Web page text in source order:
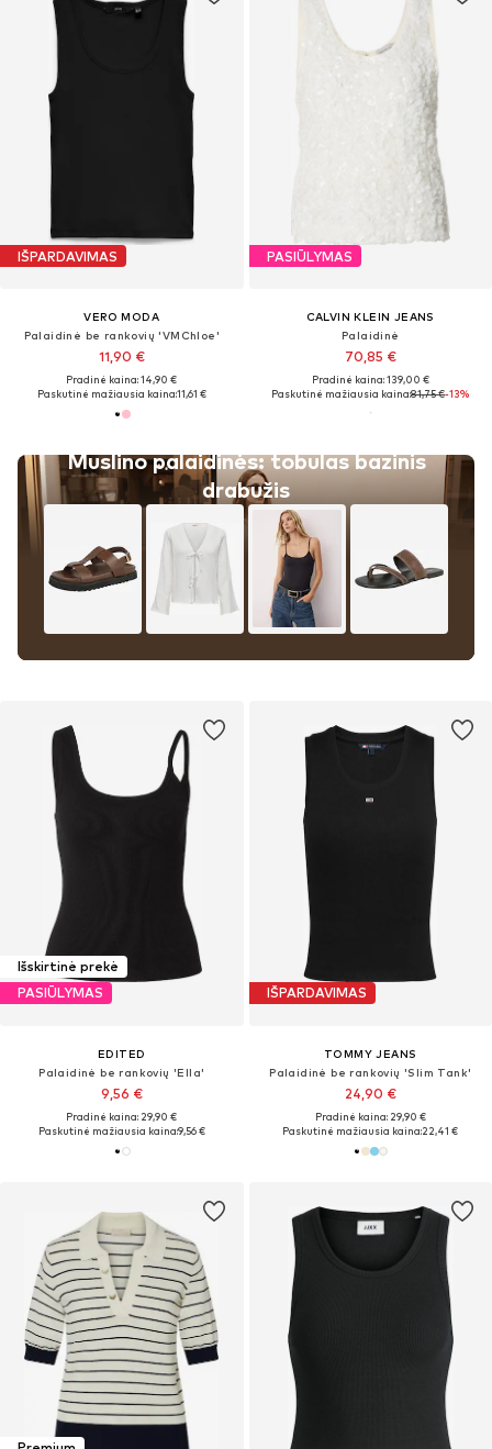
IŠPARDAVIMAS
VERO MODA
Palaidinė be rankovių 'VMChloe'
11,90 €
Pradinė kaina: 14,90 €
Paskutinė mažiausia kaina:11,61 €
PASIŪLYMAS
CALVIN KLEIN JEANS
Palaidinė
70,85 €
Pradinė kaina: 139,00 €
Paskutinė mažiausia kaina:81,75 €-13%
Muslino palaidinės: tobulas bazinis
drabužis
Išskirtinė prekė
PASIŪLYMAS
EDITED
Palaidinė be rankovių 'Ella'
9,56 €
Pradinė kaina: 29,90 €
Paskutinė mažiausia kaina:9,56 €
IŠPARDAVIMAS
TOMMY JEANS
Palaidinė be rankovių 'Slim Tank'
24,90 €
Pradinė kaina: 29,90 €
Paskutinė mažiausia kaina:22,41 €